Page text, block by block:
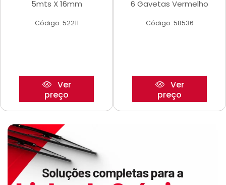
5mts X 16mm
Código: 52211
Ver
preço
6 Gavetas Vermelho
Código: 58536
Ver
preço